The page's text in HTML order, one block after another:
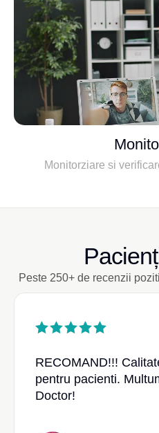
Monitorziare si
Peste 250+ de recenzii
RECOMAND!!!
pentru pacienti.
Doctor!